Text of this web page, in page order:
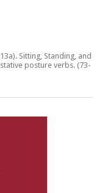
Sitting, Standing, and
posture verbs. (73-